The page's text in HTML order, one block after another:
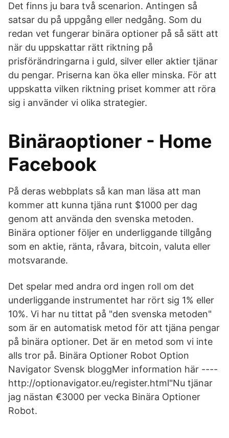
Det finns ju bara två scenarion. Antingen så
satsar du på uppgång eller nedgång. Som du
redan vet fungerar binära optioner på så sätt att
när du uppskattar rätt riktning på
prisförändringarna i guld, silver eller aktier tjänar
du pengar. Priserna kan öka eller minska. För att
uppskatta vilken riktning priset kommer att röra
sig i använder vi olika strategier.
Binäraoptioner - Home
Facebook
På deras webbplats så kan man läsa att man
kommer att kunna tjäna runt $1000 per dag
genom att använda den svenska metoden.
Binära optioner följer en underliggande tillgång
som en aktie, ränta, råvara, bitcoin, valuta eller
motsvarande.
Det spelar med andra ord ingen roll om det
underliggande instrumentet har rört sig 1% eller
10%. Vi har nu tittat på "den svenska metoden"
som är en automatisk metod för att tjäna pengar
på binära optioner. Det är en metod som vi inte
alls tror på. Binära Optioner Robot Option
Navigator Svensk bloggMer information här ----
http://optionavigator.eu/register.html"Nu tjänar
jag nästan €3000 per vecka Binära Optioner
Robot.